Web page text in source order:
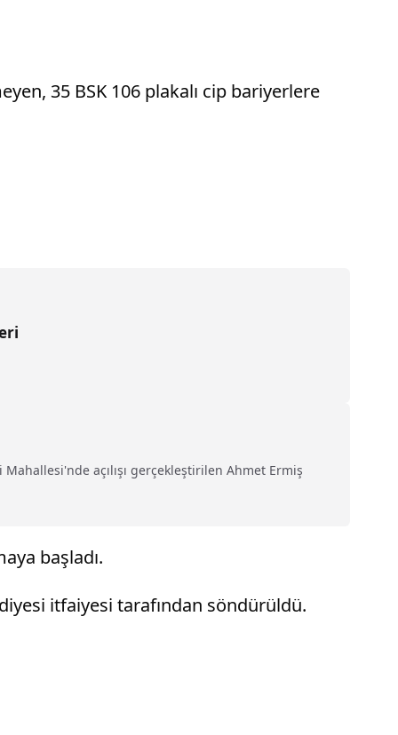
35 BSK 106 plakalı cip bariyerlere
Mahallesi'nde açılışı gerçekleştirilen Ahmet Ermiş
başladı.
itfaiyesi tarafından söndürüldü.